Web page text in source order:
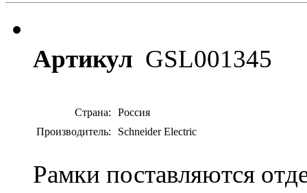
Артикул GSL001345
Страна:
Россия
Производитель:
Schneider Electric
Рамки поставляются